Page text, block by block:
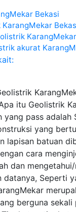
Bekasi
akurat
itu Geolistrik
yang pass adalah
yang
lapisan batuan
cara
dan
Seperti
berguna sekali